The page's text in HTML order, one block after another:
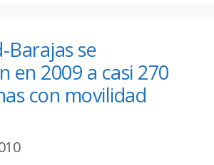
Barajas se
en 2009 a casi 270
con movilidad